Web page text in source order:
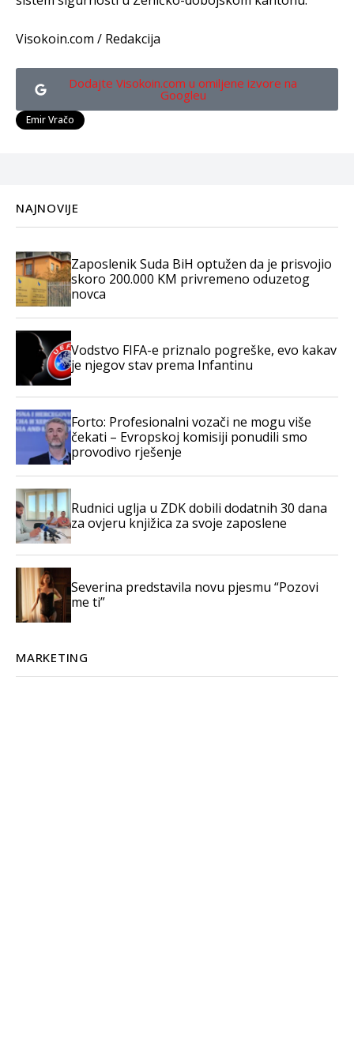
Visokoin.com / Redakcija
Dodajte Visokoin.com u omiljene izvore na
Googleu
Emir Vračo
NAJNOVIJE
Zaposlenik Suda BiH optužen da je prisvojio
skoro 200.000 KM privremeno oduzetog
novca
Vodstvo FIFA-e priznalo pogreške, evo kakav
je njegov stav prema Infantinu
Forto: Profesionalni vozači ne mogu više
čekati – Evropskoj komisiji ponudili smo
provodivo rješenje
Rudnici uglja u ZDK dobili dodatnih 30 dana
za ovjeru knjižica za svoje zaposlene
Severina predstavila novu pjesmu “Pozovi
me ti”
MARKETING